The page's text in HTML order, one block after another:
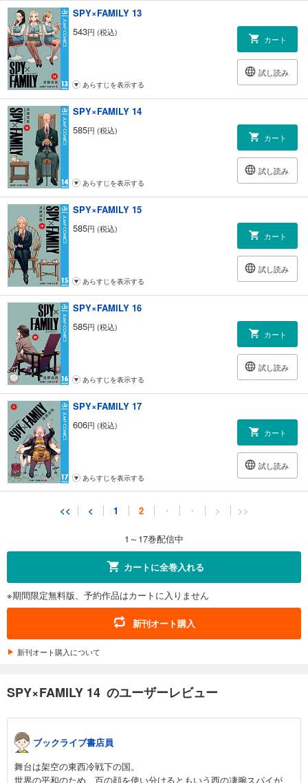
SPY×FAMILY 13
543円 (税込)
カート
試し読み
あらすじを表示する
SPY×FAMILY 14
585円 (税込)
カート
試し読み
あらすじを表示する
SPY×FAMILY 15
585円 (税込)
カート
試し読み
あらすじを表示する
SPY×FAMILY 16
585円 (税込)
カート
試し読み
あらすじを表示する
SPY×FAMILY 17
606円 (税込)
カート
試し読み
あらすじを表示する
<< < 1 2 ・ ・ > >>
1～17巻配信中
カートに全巻入れる
※期間限定無料版、予約作品はカートに入りません
新刊オート購入
新刊オート購入について
SPY×FAMILY 14 のユーザーレビュー
ブックライブ書店員
舞台は架空の東西冷戦下の国。
世界の平和のため、百の顔を使い分けるともいう西の凄腕スパイが、